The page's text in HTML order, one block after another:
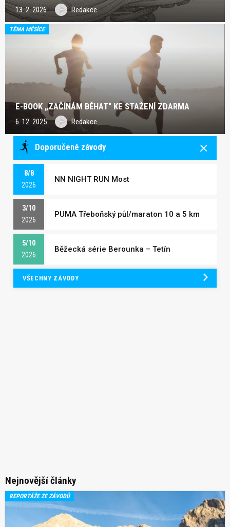
13. 2. 2026 Redakce
TÉMA MĚSÍCE
E-BOOK „ZAČÍNÁM BĚHAT“ KE STAŽENÍ ZDARMA
6. 12. 2025 Redakce
Doporučené závody
8/8
2026
NN NIGHT RUN Most
3/10
2026
PUMA Třeboňský půl/maraton 10 a 5 km
5/10
2026
Běžecká série Berounka – Tetín
VŠECHNY ZÁVODY
Nejnovější články
REPORTÁŽE ZE ZÁVODŮ